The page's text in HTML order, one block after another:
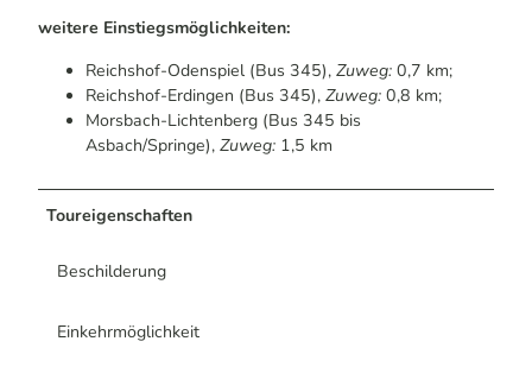
weitere Einstiegsmöglichkeiten:
Reichshof-Odenspiel (Bus 345), Zuweg: 0,7 km;
Reichshof-Erdingen (Bus 345), Zuweg: 0,8 km;
Morsbach-Lichtenberg (Bus 345 bis
Asbach/Springe), Zuweg: 1,5 km
Toureigenschaften
Beschilderung
Einkehrmöglichkeit